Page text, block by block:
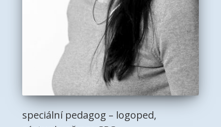
speciální pedagog – logoped,